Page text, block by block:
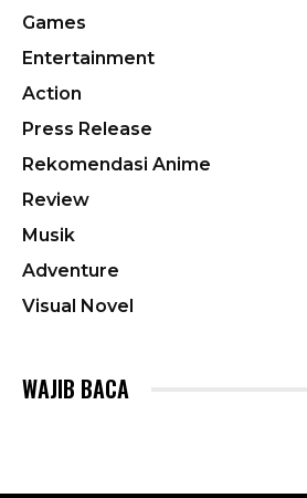
Games
Entertainment
Action
Press Release
Rekomendasi Anime
Review
Musik
Adventure
Visual Novel
WAJIB BACA